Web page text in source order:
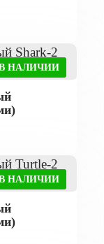
НАЛИЧИИ
НАЛИЧИИ